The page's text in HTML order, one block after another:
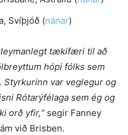
Svíþjóð (nánar)
tækifæri til að
hópi fólks sem
Styrkurinn var veglegur og
Rótarýfélaga sem ég og
orð yfir,“segir Fanney
við Brisben.